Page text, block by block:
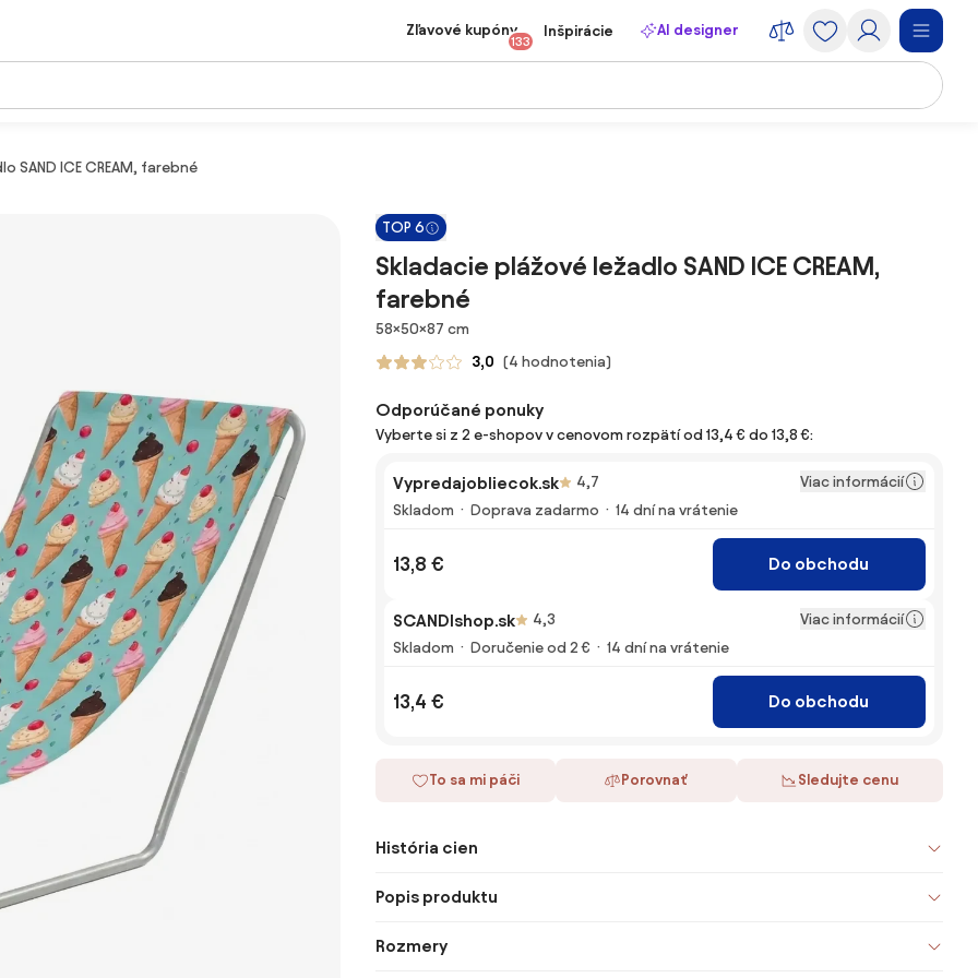
Zľavové kupóny
133
Inšpirácie AI designer
SAND ICE CREAM, farebné
TOP 6
Skladacie plážové ležadlo SAND ICE CREAM,
farebné
Rozmery
58×50×87 cm
3,0 (4 hodnotenia)
Odporúčané ponuky
Vyberte si z 2 e-shopov v cenovom rozpätí od 13,4 € do 13,8 €:
Vypredajobliecok.sk 4,7
Viac informácií
Skladom
Doprava zadarmo 14 dní na vrátenie
13,8 € Do obchodu
SCANDIshop.sk 4,3
Viac informácií
Skladom
Doručenie od 2 € 14 dní na vrátenie
13,4 € Do obchodu
To sa mi páči Porovnať Sledujte cenu
História cien
Popis produktu
Rozmery